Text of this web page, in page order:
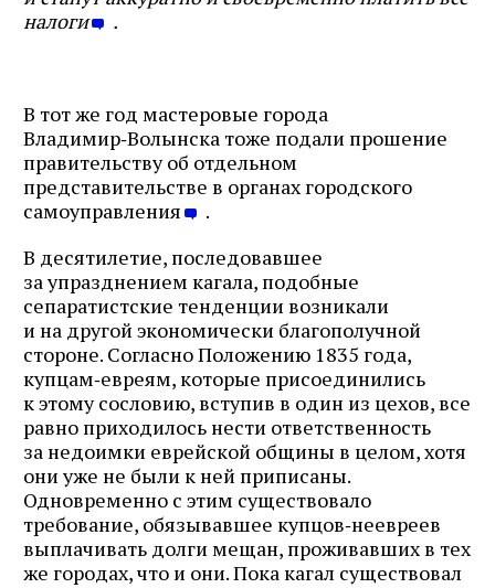
налоги
.
В тот же год мастеровые города
Владимир‑Волынска тоже подали прошение
правительству об отдельном
представительстве в органах городского
самоуправления
.
В десятилетие, последовавшее
за упразднением кагала, подобные
сепаратистские тенденции возникали
и на другой экономически благополучной
стороне. Согласно Положению 1835 года,
купцам‑евреям, которые присоединились
к этому сословию, вступив в один из цехов, все
равно приходилось нести ответственность
за недоимки еврейской общины в целом, хотя
они уже не были к ней приписаны.
Одновременно с этим существовало
требование, обязывавшее купцов‑неевреев
выплачивать долги мещан, проживавших в тех
же городах, что и они. Пока кагал существовал